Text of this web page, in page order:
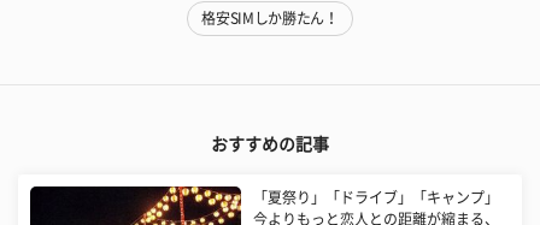
格安SIMしか勝たん！
おすすめの記事
「夏祭り」「ドライブ」「キャンプ」
今よりもっと恋人との距離が縮まる、